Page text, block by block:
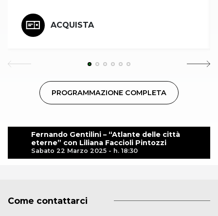
Fernando Gentilini – “Atlante delle città
eterne” con Liliana Faccioli Pintozzi
Sabato 22 Marzo 2025 - h. 18:30
ACQUISTA
PROGRAMMAZIONE COMPLETA
Come contattarci